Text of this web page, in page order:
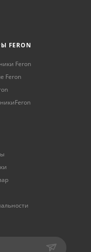
FERON
Feron
Feron